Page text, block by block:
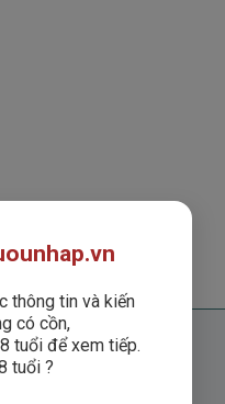
thông tin và kiến
có cồn,
tuổi để xem tiếp.
tuổi ?